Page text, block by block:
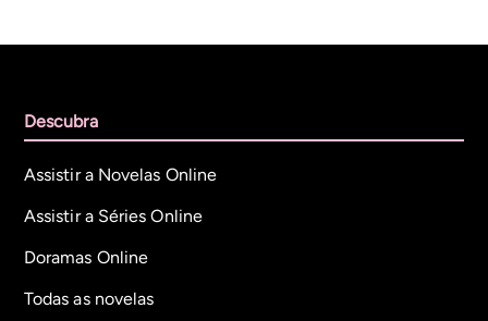
Descubra
Assistir a Novelas Online
Assistir a Séries Online
Doramas Online
Todas as novelas